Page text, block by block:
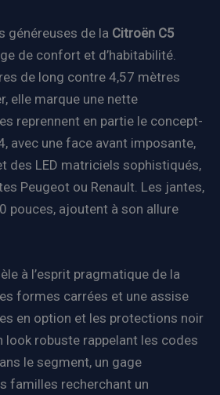
généreuses de la Citroën C5
de confort et d’habitabilité.
de long contre 4,57 mètres
elle marque une nette
reprennent en partie le concept-
avec une face avant imposante,
des LED matriciels sophistiqués,
Peugeot ou Renault. Les jantes,
pouces, ajoutent à son allure
à l’esprit pragmatique de la
formes carrées et une assise
en option et les protections noir
look robuste rappelant les codes
le segment, un gage
familles recherchant un